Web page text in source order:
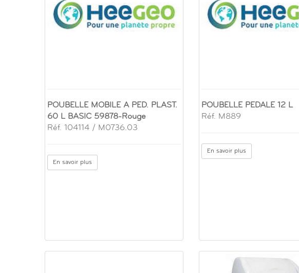
POUBELLE MOBILE A PED. PLAST.
60 L BASIC 59878-Rouge
Réf. 104114 / M0736.03
En savoir plus
POUBELLE PEDALE 12 L
Réf. M889
En savoir plus